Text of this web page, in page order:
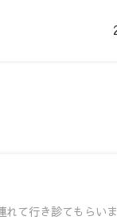
て行き診てもらい